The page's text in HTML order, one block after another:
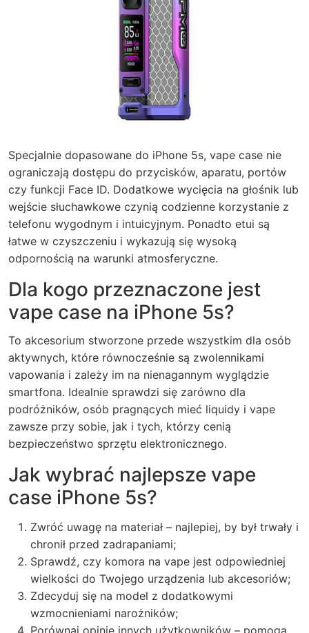
Specjalnie dopasowane do iPhone 5s, vape case nie
ograniczają dostępu do przycisków, aparatu, portów
czy funkcji Face ID. Dodatkowe wycięcia na głośnik lub
wejście słuchawkowe czynią codzienne korzystanie z
telefonu wygodnym i intuicyjnym. Ponadto etui są
łatwe w czyszczeniu i wykazują się wysoką
odpornością na warunki atmosferyczne.
Dla kogo przeznaczone jest
vape case na iPhone 5s?
To akcesorium stworzone przede wszystkim dla osób
aktywnych, które równocześnie są zwolennikami
vapowania i zależy im na nienagannym wyglądzie
smartfona. Idealnie sprawdzi się zarówno dla
podróżników, osób pragnących mieć liquidy i vape
zawsze przy sobie, jak i tych, którzy cenią
bezpieczeństwo sprzętu elektronicznego.
Jak wybrać najlepsze vape
case iPhone 5s?
Zwróć uwagę na materiał – najlepiej, by był trwały i
chronił przed zadrapaniami;
Sprawdź, czy komora na vape jest odpowiedniej
wielkości do Twojego urządzenia lub akcesoriów;
Zdecyduj się na model z dodatkowymi
wzmocnieniami narożników;